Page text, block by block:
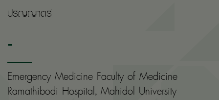
ปริญญาตรี
-
Emergency Medicine Faculty of Medicine
Ramathibodi Hospital, Mahidol University